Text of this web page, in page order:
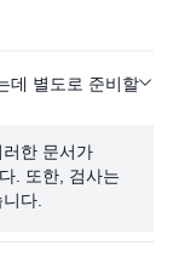
데 별도로 준비할
한 문서가
. 또한, 검사는
다.